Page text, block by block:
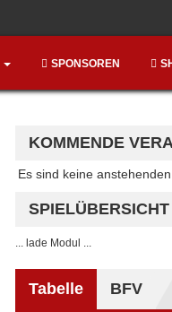
SPONSOREN
KOMMENDE
Es sind keine
SPIELÜBERSICHT
... lade Modul ...
Tabelle BFV